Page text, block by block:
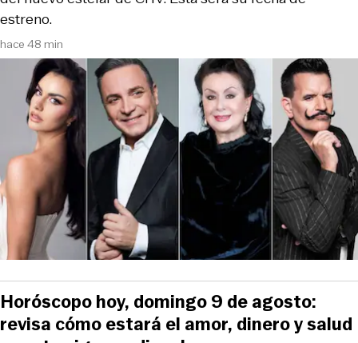
hace 48 min
estreno.
Horóscopo hoy, domingo 9 de agosto:
revisa cómo estará el amor, dinero y salud